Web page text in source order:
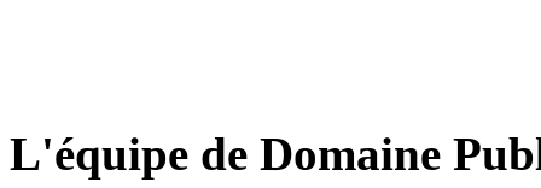
L'équipe de Domaine